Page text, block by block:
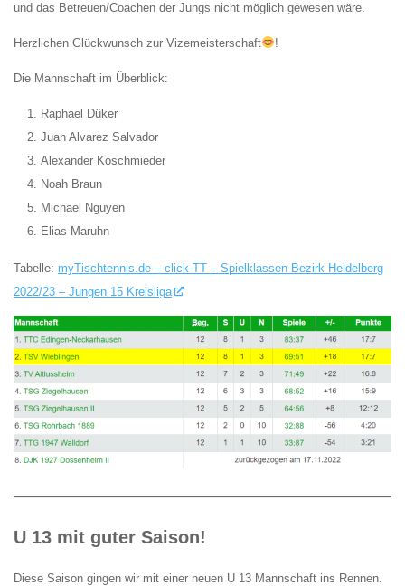
und das Betreuen/Coachen der Jungs nicht möglich gewesen wäre.
Herzlichen Glückwunsch zur Vizemeisterschaft !
Die Mannschaft im Überblick:
Raphael Düker
Juan Alvarez Salvador
Alexander Koschmieder
Noah Braun
Michael Nguyen
Elias Maruhn
Tabelle: myTischtennis.de – click-TT – Spielklassen Bezirk Heidelberg
2022/23 – Jungen 15 Kreisliga
U 13 mit guter Saison!
Diese Saison gingen wir mit einer neuen U 13 Mannschaft ins Rennen.